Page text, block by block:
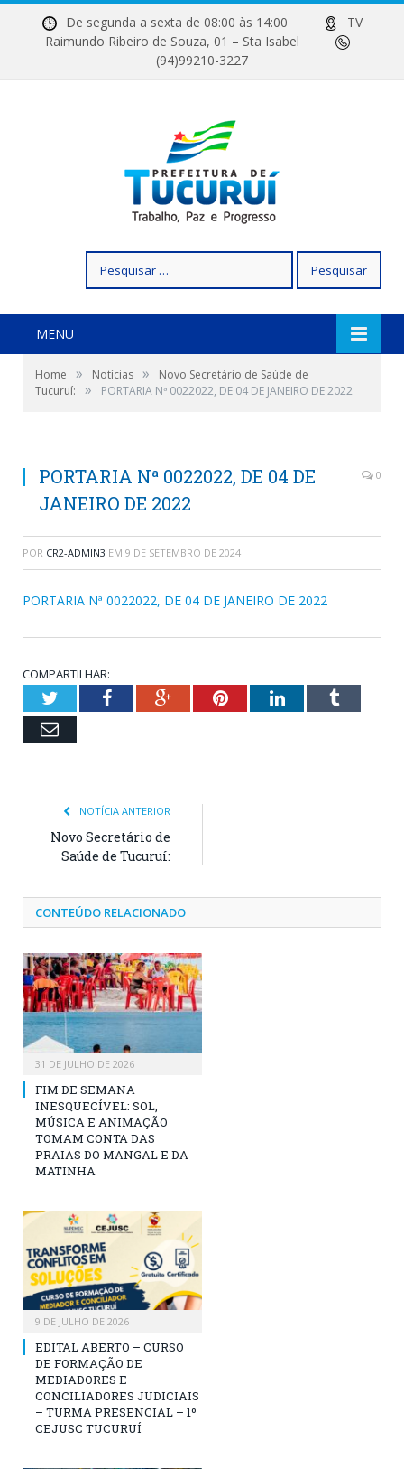
De segunda a sexta de 08:00 às 14:00
TV
Raimundo Ribeiro de Souza, 01 – Sta Isabel
(94)99210-3227
por:
MENU
Home » Notícias »
Novo Secretário de Saúde de
Tucuruí:
» PORTARIA Nª 0022022, DE 04 DE JANEIRO DE 2022
PORTARIA Nª 0022022, DE 04 DE
JANEIRO DE 2022
0
POR CR2-ADMIN3 EM 9 DE SETEMBRO DE 2024
PORTARIA Nª 0022022, DE 04 DE JANEIRO DE 2022
COMPARTILHAR:
TwitterFacebookGoogle+PinterestLinkedInTumblr
Email
NOTÍCIA ANTERIOR
Novo Secretário de
Saúde de Tucuruí:
CONTEÚDO RELACIONADO
31 DE JULHO DE 2026
FIM DE SEMANA
INESQUECÍVEL: SOL,
MÚSICA E ANIMAÇÃO
TOMAM CONTA DAS
PRAIAS DO MANGAL E DA
MATINHA
9 DE JULHO DE 2026
EDITAL ABERTO – CURSO
DE FORMAÇÃO DE
MEDIADORES E
CONCILIADORES JUDICIAIS
– TURMA PRESENCIAL – 1º
CEJUSC TUCURUÍ